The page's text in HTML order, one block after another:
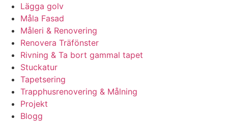
Lägga golv
Måla Fasad
Måleri & Renovering
Renovera Träfönster
Rivning & Ta bort gammal tapet
Stuckatur
Tapetsering
Trapphusrenovering & Målning
Projekt
Blogg